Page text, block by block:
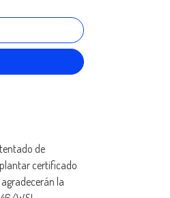
de
certificado
la